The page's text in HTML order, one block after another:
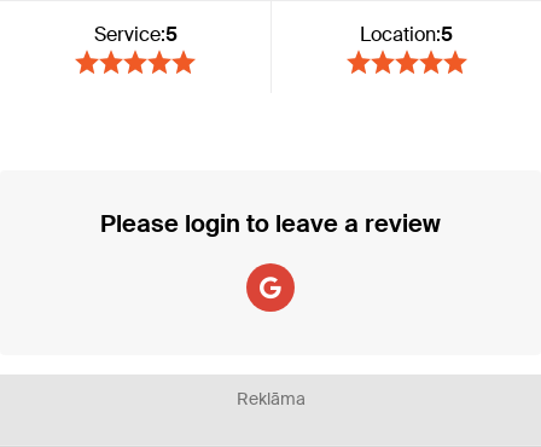
Service:5 Location:5
Please login to leave a review
Reklāma